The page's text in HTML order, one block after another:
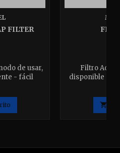
FILTER
de usar,
- fácil
del
y de
en 3
Filtro
disponible en
